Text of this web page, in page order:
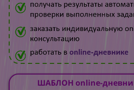
ШАБЛОН online-